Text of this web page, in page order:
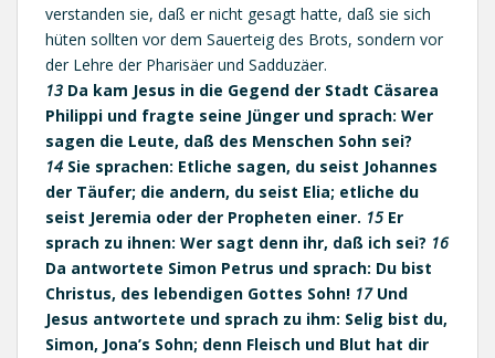
verstanden sie, daß er nicht gesagt hatte, daß sie sich
hüten sollten vor dem Sauerteig des Brots, sondern vor
der Lehre der Pharisäer und Sadduzäer.
13 Da kam Jesus in die Gegend der Stadt Cäsarea
Philippi und fragte seine Jünger und sprach: Wer
sagen die Leute, daß des Menschen Sohn sei?
14 Sie sprachen: Etliche sagen, du seist Johannes
der Täufer; die andern, du seist Elia; etliche du
seist Jeremia oder der Propheten einer. 15 Er
sprach zu ihnen: Wer sagt denn ihr, daß ich sei? 16
Da antwortete Simon Petrus und sprach: Du bist
Christus, des lebendigen Gottes Sohn! 17Und
Jesus antwortete und sprach zu ihm: Selig bist du,
Simon, Jona’s Sohn; denn Fleisch und Blut hat dir